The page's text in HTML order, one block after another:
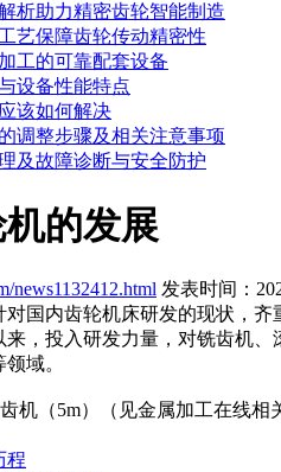
析助力精密齿轮智能制造
艺保障齿轮传动精密性
工的可靠配套设备
设备性能特点
该如何解决
调整步骤及相关注意事项
及故障诊断与安全防护
的发展
news1132412.html 发表时间：
国内齿轮机床研发的现状，
，投入研发力量，对铣齿机、
域。
机（5m）（见金属加工在线
程